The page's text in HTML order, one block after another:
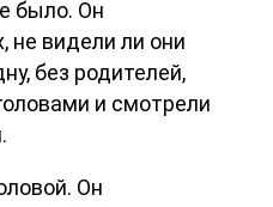
было. Он
не видели ли они
без родителей,
и смотрели
Он